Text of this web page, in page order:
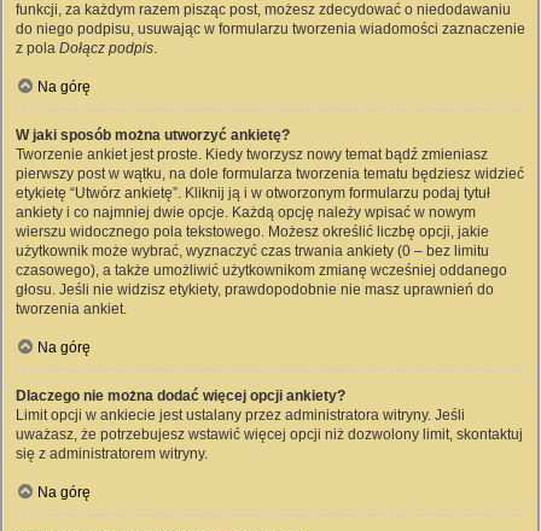
funkcji, za każdym razem pisząc post, możesz zdecydować o niedodawaniu
do niego podpisu, usuwając w formularzu tworzenia wiadomości zaznaczenie
z pola Dołącz podpis.
Na górę
W jaki sposób można utworzyć ankietę?
Tworzenie ankiet jest proste. Kiedy tworzysz nowy temat bądź zmieniasz
pierwszy post w wątku, na dole formularza tworzenia tematu będziesz widzieć
etykietę “Utwórz ankietę”. Kliknij ją i w otworzonym formularzu podaj tytuł
ankiety i co najmniej dwie opcje. Każdą opcję należy wpisać w nowym
wierszu widocznego pola tekstowego. Możesz określić liczbę opcji, jakie
użytkownik może wybrać, wyznaczyć czas trwania ankiety (0 – bez limitu
czasowego), a także umożliwić użytkownikom zmianę wcześniej oddanego
głosu. Jeśli nie widzisz etykiety, prawdopodobnie nie masz uprawnień do
tworzenia ankiet.
Na górę
Dlaczego nie można dodać więcej opcji ankiety?
Limit opcji w ankiecie jest ustalany przez administratora witryny. Jeśli
uważasz, że potrzebujesz wstawić więcej opcji niż dozwolony limit, skontaktuj
się z administratorem witryny.
Na górę